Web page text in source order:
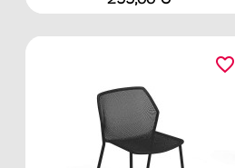
favorite_border